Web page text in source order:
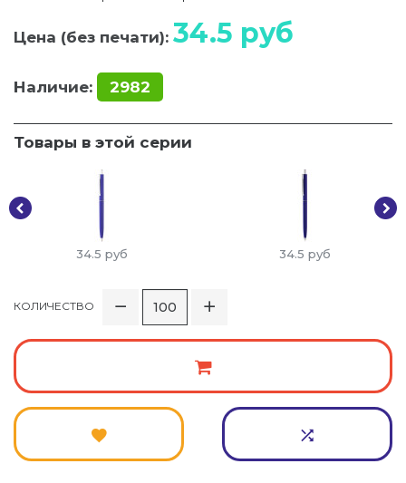
Цена (без печати): 34.5 руб
Наличие: 2982
Товары в этой серии
34.5 руб 34.5 руб
КОЛИЧЕСТВО